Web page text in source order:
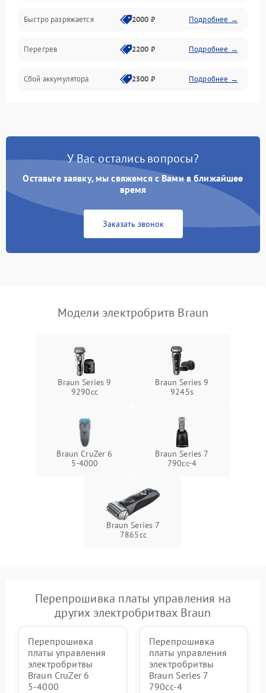
Быстро разряжается 2000 ₽ Подробнее →
Перегрев 2200 ₽ Подробнее →
Сбой аккумулятора 2500 ₽ Подробнее →
У Вас остались вопросы?
Оставьте заявку, мы свяжемся с Вами в ближайшее
время
Заказать звонок
Модели электробритв Braun
Braun Series 9
9290cc
Braun Series 9
9245s
Braun CruZer 6
5‑4000
Braun Series 7
790cc‑4
Braun Series 7
7865cc
Перепрошивка платы управления на
других электробритвах Braun
Перепрошивка
платы управления
электробритвы
Braun CruZer 6
5‑4000
Перепрошивка
платы управления
электробритвы
Braun Series 7
790cc‑4